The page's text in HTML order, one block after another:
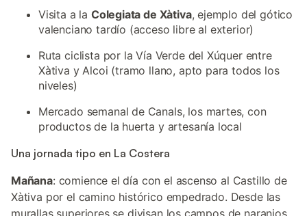
Visita a la Colegiata de Xàtiva, ejemplo del gótico
valenciano tardío (acceso libre al exterior)
Ruta ciclista por la Vía Verde del Xúquer entre
Xàtiva y Alcoi (tramo llano, apto para todos los
niveles)
Mercado semanal de Canals, los martes, con
productos de la huerta y artesanía local
Una jornada tipo en La Costera
Mañana: comience el día con el ascenso al Castillo de
Xàtiva por el camino histórico empedrado. Desde las
murallas superiores se divisan los campos de naranjos